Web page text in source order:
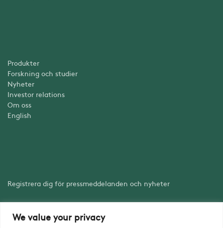
We value your privacy
Produkter
Forskning och studier
Nyheter
Investor relations
Om oss
English
Registrera dig för pressmeddelanden och nyheter
Registrera dig